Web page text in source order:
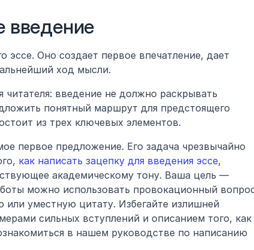
введение
Оно создает первое впечатление, дает
ход мысли.
читателя: введение не должно раскрывать
понятный маршрут для предстоящего
из трех ключевых элементов.
первое предложение. Его задача чрезвычайно
как написать зацепку для введения эссе,
академическому тону. Ваша цель —
можно использовать провокационный
уместную цитату. Избегайте излишней
сильных вступлений и описанием того, как
в нашем руководстве по написанию